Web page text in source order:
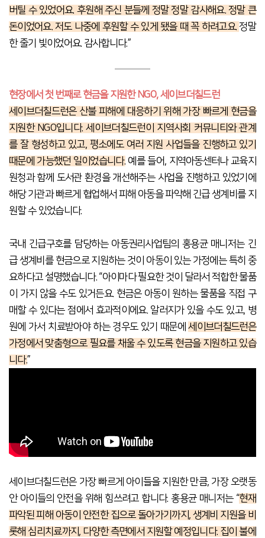
버틸 수 있었어요. 후원해 주신 분들께 정말 정말 감사해요. 정말 큰
돈이었어요. 저도 나중에 후원할 수 있게 됐을 때 꼭 하려고요.정말
한 줄기 빛이었어요. 감사합니다.”
현장에서 첫 번째로 현금을 지원한 NGO, 세이브더칠드런
세이브더칠드런은 산불 피해에 대응하기 위해 가장 빠르게 현금을
지원한 NGO입니다. 세이브더칠드런이 지역사회 커뮤니티와 관계
를 잘 형성하고 있고, 평소에도 여러 지원 사업들을 진행하고 있기
때문에 가능했던 일이었습니다. 예를 들어, 지역아동센터나 교육지
원청과 함께 도서관 환경을 개선해주는 사업을 진행하고 있었기에
해당 기관과 빠르게 협업해서 피해 아동을 파악해 긴급 생계비를 지
원할 수 있었습니다.
국내 긴급구호를 담당하는 아동권리사업팀의 홍용균 매니저는 긴
급 생계비를 현금으로 지원하는 것이 아동이 있는 가정에는 특히 중
요하다고 설명했습니다. “아이마다 필요한 것이 달라서 적합한 물품
이 가지 않을 수도 있거든요. 현금은 아동이 원하는 물품을 직접 구
매할 수 있다는 점에서 효과적이에요. 알러지가 있을 수도 있고, 병
원에 가서 치료받아야 하는 경우도 있기 때문에세이브더칠드런은
가정에서 맞춤형으로 필요를 채울 수 있도록 현금을 지원하고 있습
니다.”
세이브더칠드런은 가장 빠르게 아이들을 지원한 만큼, 가장 오랫동
안 아이들의 안전을 위해 힘쓰려고 합니다. 홍용균 매니저는 “현재
파악된 피해 아동이 안전한 집으로 돌아가기까지, 생계비 지원을 비
롯해 심리치료까지, 다양한 측면에서 지원할 예정입니다. 집이 불에